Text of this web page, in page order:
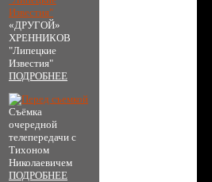
«ДРУГОЙ»
ХРЕННИКОВ
"Липецкие
Известия"
ПОДРОБНЕЕ
Съёмка
очередной
телепередачи с
Тихоном
Николаевичем
ПОДРОБНЕЕ